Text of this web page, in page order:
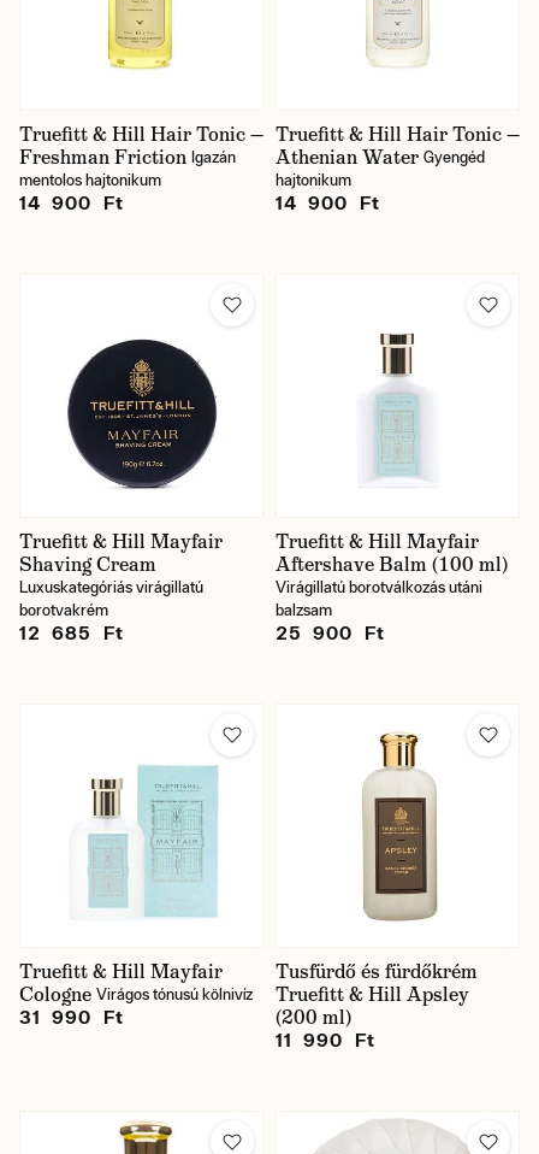
Truefitt & Hill Hair Tonic —
Freshman Friction Igazán
mentolos hajtonikum
14 900 Ft
Truefitt & Hill Hair Tonic —
Athenian Water Gyengéd
hajtonikum
14 900 Ft
Truefitt & Hill Mayfair
Shaving Cream
Luxuskategóriás virágillatú
borotvakrém
12 685 Ft
Truefitt & Hill Mayfair
Aftershave Balm (100 ml)
Virágillatú borotválkozás utáni
balzsam
25 900 Ft
Truefitt & Hill Mayfair
Cologne Virágos tónusú kölnivíz
31 990 Ft
Tusfürdő és fürdőkrém
Truefitt & Hill Apsley
(200 ml)
11 990 Ft